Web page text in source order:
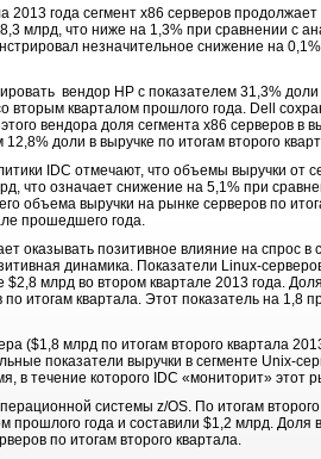
2013 года сегмент x86 серверов
млрд, что ниже на 1,3% при сравнении с
незначительное снижение на
вендор HP с показателем 31,3%
вторым кварталом прошлого года. Dell
вендора доля сегмента x86 серверов в
доли в выручке по итогам второго
IDC отмечают, что объемы выручки от
что означает снижение на 5,1% при
объема выручки на рынке серверов по
прошедшего года.
оказывать позитивное влияние на спрос в
динамика. Показатели Linux-
млрд во втором квартале 2013 года.
итогам квартала. Этот показатель на 1,8
($1,8 млрд по итогам второго квартала
показатели выручки в сегменте Unix-
в течение которого IDC «мониторит» этот
системы z/OS. По итогам
года и составили $1,2 млрд. Доля
по итогам второго квартала.